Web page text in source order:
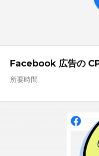
Facebook 広告の
所要時間